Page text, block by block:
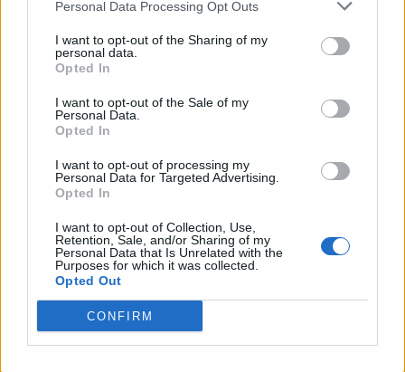
Personal Data Processing Opt Outs
I want to opt-out of the Sharing of my
personal data.
Opted In
I want to opt-out of the Sale of my
Personal Data.
Opted In
I want to opt-out of processing my
Personal Data for Targeted Advertising.
Opted In
I want to opt-out of Collection, Use,
Retention, Sale, and/or Sharing of my
Personal Data that Is Unrelated with the
Purposes for which it was collected.
Opted Out
CONFIRM
03 agosto Lido Di Fermo, Lungomare
Fermano
07 agosto Praia A Mare, Dino Beach Area
10 agosto Roccella Jonica, Area Natura
Village
13 agosto Policoro, spiaggia Torre
Mozza
17 agosto Vasto, Area Eventi Lungomare